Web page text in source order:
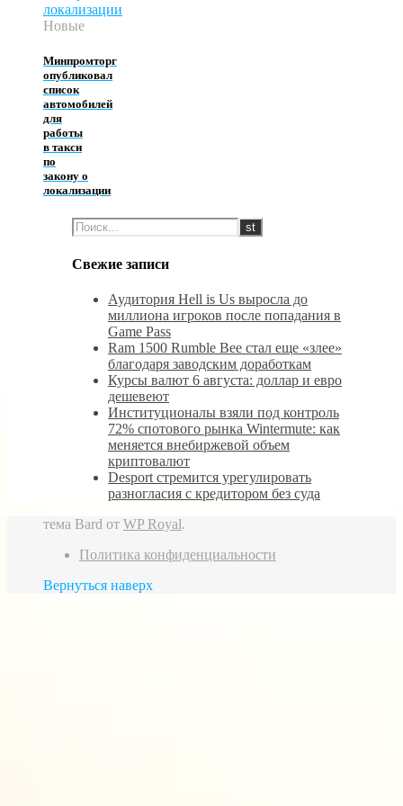
Новые
Минпромторг
опубликовал
список
автомобилей
для
работы
в такси
по
закону о
локализации
Свежие записи
Аудитория Hell is Us выросла до
миллиона игроков после попадания в
Game Pass
Ram 1500 Rumble Bee стал еще «злее»
благодаря заводским доработкам
Курсы валют 6 августа: доллар и евро
дешевеют
Институционалы взяли под контроль
72% спотового рынка Wintermute: как
меняется внебиржевой объем
криптовалют
Desport стремится урегулировать
разногласия с кредитором без суда
тема Bard от WP Royal.
Политика конфиденциальности
Вернуться наверх